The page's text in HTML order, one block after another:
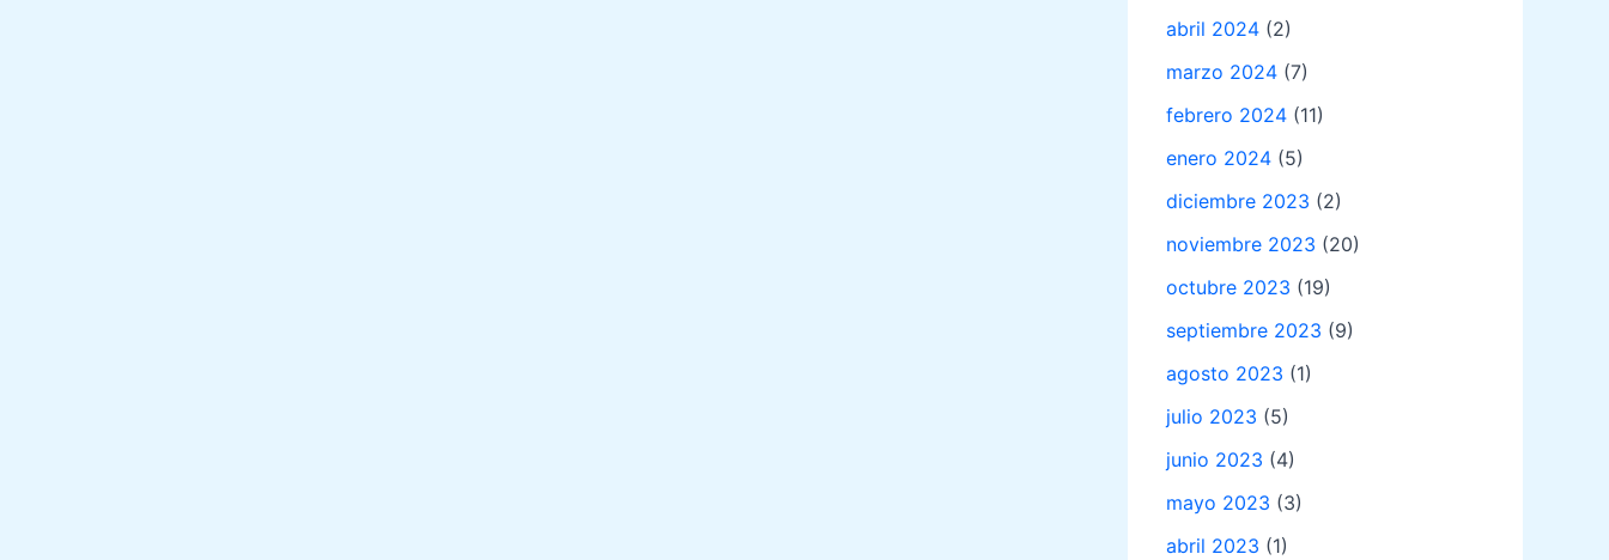
abril 2024 (2)
marzo 2024 (7)
febrero 2024 (11)
enero 2024 (5)
diciembre 2023 (2)
noviembre 2023 (20)
octubre 2023 (19)
septiembre 2023 (9)
agosto 2023 (1)
julio 2023 (5)
junio 2023 (4)
mayo 2023 (3)
abril 2023 (1)